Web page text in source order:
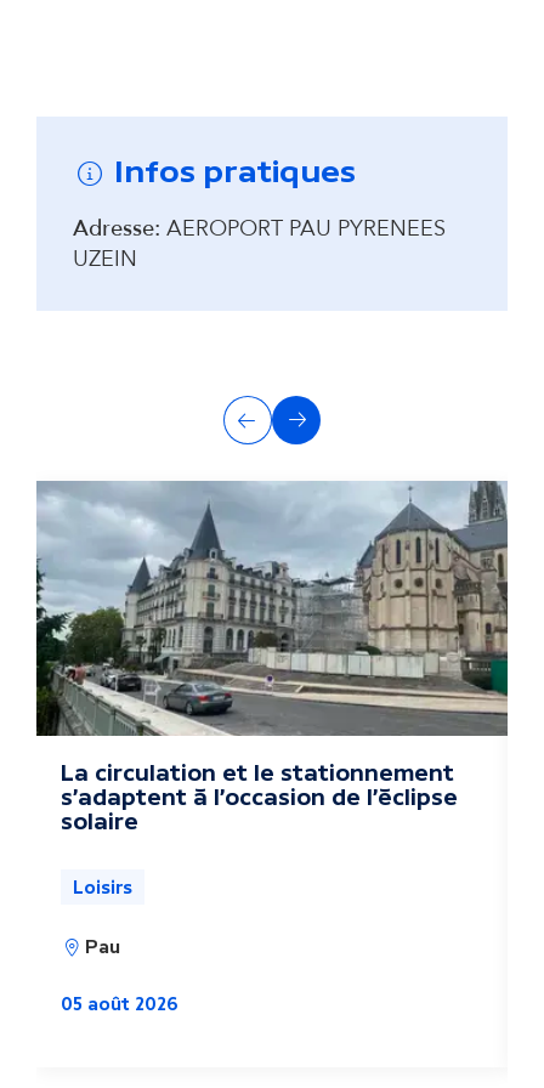
Infos pratiques
Adresse: AEROPORT PAU PYRENEES
UZEIN
u
t
r
e
s
a
PrécédentSuivant
La circulation et le stationnement
s'adaptent à l'occasion de l'éclipse
solaire
Loisirs
Pau
05 août 2026